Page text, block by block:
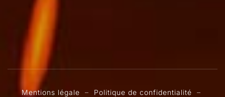
Mentions légale – Politique de confidentialité –